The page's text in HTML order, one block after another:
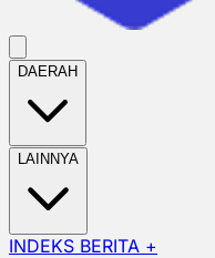
DAERAH
LAINNYA
INDEKS BERITA +